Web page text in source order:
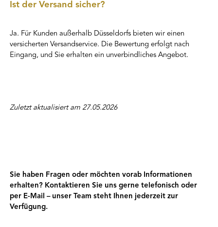
Ist der Versand sicher?
Ja. Für Kunden außerhalb Düsseldorfs bieten wir einen
versicherten Versandservice. Die Bewertung erfolgt nach
Eingang, und Sie erhalten ein unverbindliches Angebot.
Zuletzt aktualisiert am 27.05.2026
Sie haben Fragen oder möchten vorab Informationen
erhalten? Kontaktieren Sie uns gerne telefonisch oder
per E-Mail – unser Team steht Ihnen jederzeit zur
Verfügung.